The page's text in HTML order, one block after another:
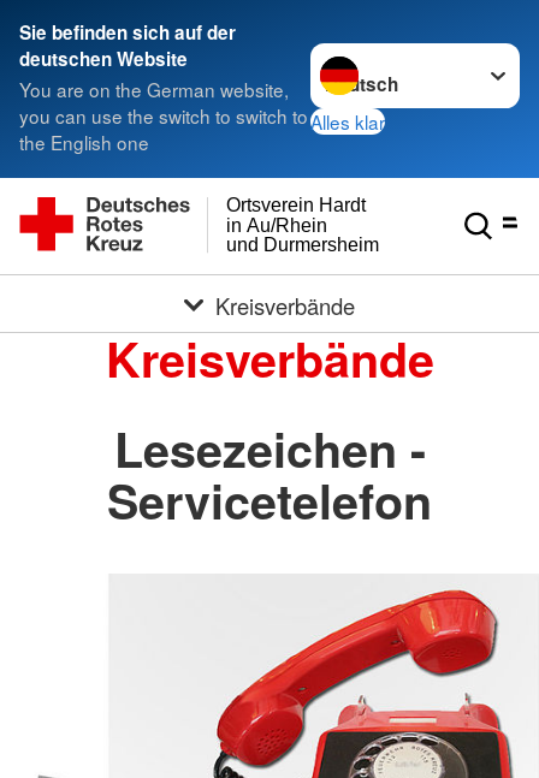
Sie befinden sich auf der
deutschen Website
You are on the German website,
you can use the switch to switch to
the English one
Sprache wechseln zu
Alles klar
und Durmersheim
in Au/Rhein
Ortsverein Hardt
Kreisverbände
Kreisverbände
Lesezeichen -
Servicetelefon